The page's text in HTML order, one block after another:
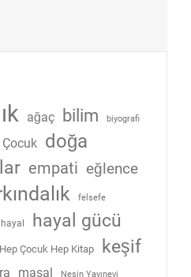
ağaç bilim biyografi
doğa
empati eğlence
felsefe
hayal hayal gücü
Hep Çocuk Hep Kitap keşif
masal Nesin Yayınevi